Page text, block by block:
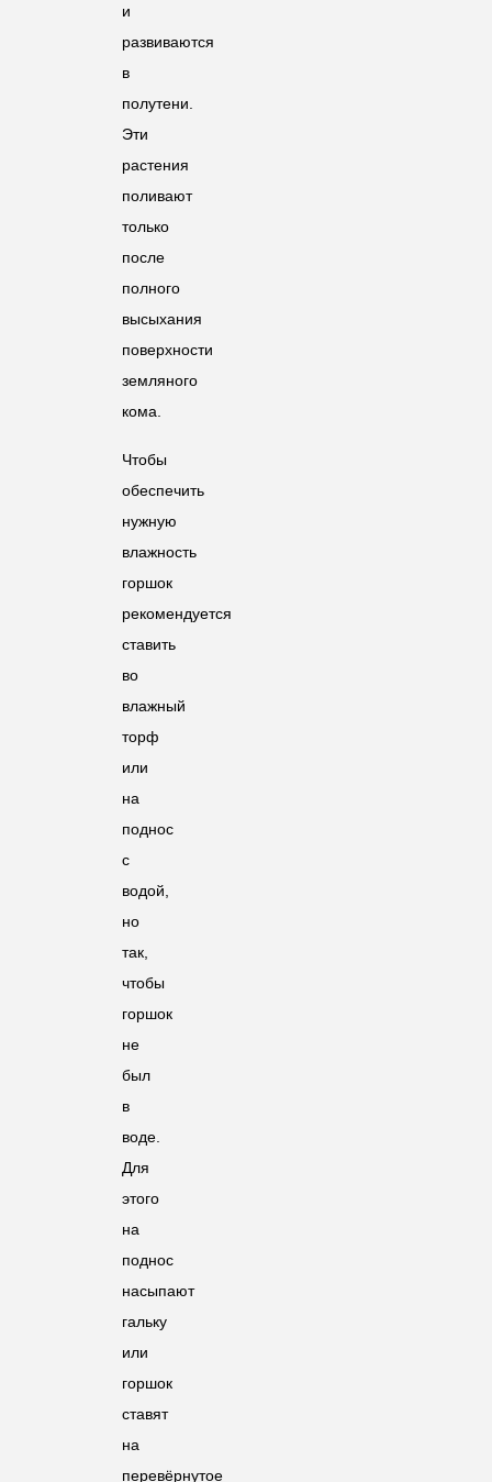
и
развиваются
в
полутени.
Эти
растения
поливают
только
после
полного
высыхания
поверхности
земляного
кома.
Чтобы
обеспечить
нужную
влажность
горшок
рекомендуется
ставить
во
влажный
торф
или
на
поднос
с
водой,
но
так,
чтобы
горшок
не
был
в
воде.
Для
этого
на
поднос
насыпают
гальку
или
горшок
ставят
на
перевёрнутое